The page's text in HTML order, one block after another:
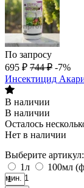
По запросу
695 ₽ 744 ₽ -7%
Инсектицид
В наличии
В наличии
Осталось
Нет в наличии
Выберите артикул:
1л
100мл
мин. 1